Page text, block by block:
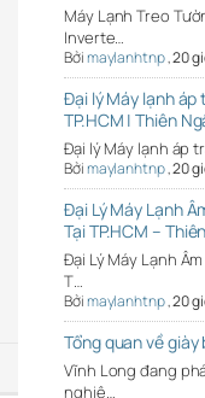
Máy Lạnh Treo
Inverte…
Bởimaylanhtnp,20
Đại lý Máy lạnh áp
TP.HCM | Thiên
Đại lý Máy lạnh áp
Bởimaylanhtnp,20
Đại Lý Máy Lạnh
Tại TP.HCM –
Đại Lý Máy Lạnh
T…
Bởimaylanhtnp,20
Tổng quan về giày
Vĩnh Long đang
nghiệ…